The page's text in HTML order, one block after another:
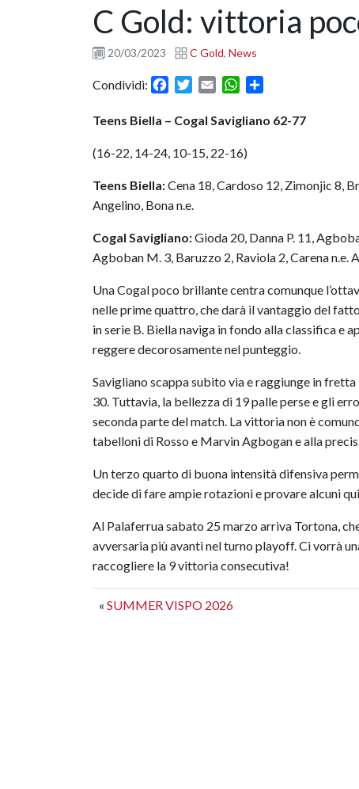
C Gold: vittoria
20/03/2023 C Gold, News
Condividi: FacebookTwitter
Email WhatsApp
Teens Biella – Cogal Savigliano 62-77
(16-22, 14-24, 10-15, 22-16)
Teens Biella:Cena 18, Cardoso 12, Zimonjic 8,
Angelino, Bona n.e.
Cogal Savigliano:Gioda 20, Danna P. 11,
Agboban M. 3, Baruzzo 2, Raviola 2, Carena n.e.
Una Cogal poco brillante centra comunque
nelle prime quattro, che darà il vantaggio del
in serie B. Biella naviga in fondo alla classifica e
reggere decorosamente nel punteggio.
Savigliano scappa subito via e raggiunge in
30. Tuttavia, la bellezza di 19 palle perse e gli
seconda parte del match. La vittoria non è
tabelloni di Rosso e Marvin Agbogan e alla
Un terzo quarto di buona intensità difensiva
decide di fare ampie rotazioni e provare alcuni
Al Palaferrua sabato 25 marzo arriva Tortona,
avversaria più avanti nel turno playoff. Ci vorrà
raccogliere la 9 vittoria consecutiva!
« SUMMER VISPO 2026